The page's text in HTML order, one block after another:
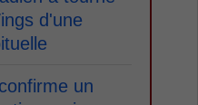
d'une
un